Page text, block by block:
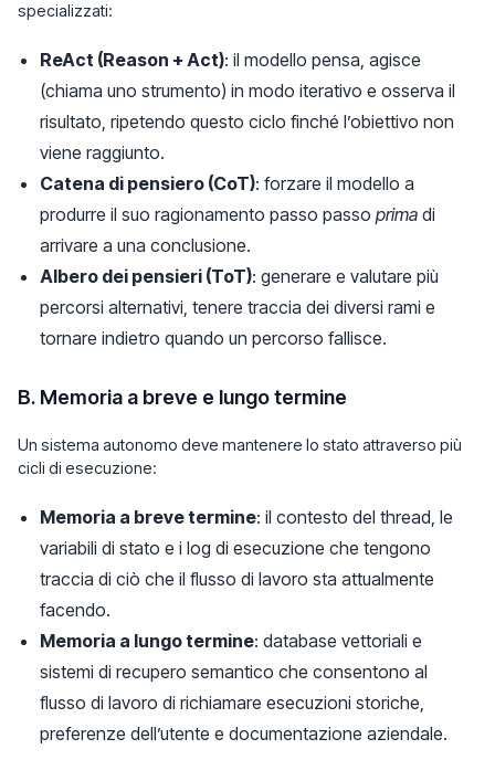
specializzati:
ReAct (Reason + Act): il modello pensa, agisce
(chiama uno strumento) in modo iterativo e osserva il
risultato, ripetendo questo ciclo finché l’obiettivo non
viene raggiunto.
Catena di pensiero (CoT): forzare il modello a
produrre il suo ragionamento passo passo prima di
arrivare a una conclusione.
Albero dei pensieri (ToT): generare e valutare più
percorsi alternativi, tenere traccia dei diversi rami e
tornare indietro quando un percorso fallisce.
B. Memoria a breve e lungo termine
Un sistema autonomo deve mantenere lo stato attraverso più
cicli di esecuzione:
Memoria a breve termine: il contesto del thread, le
variabili di stato e i log di esecuzione che tengono
traccia di ciò che il flusso di lavoro sta attualmente
facendo.
Memoria a lungo termine: database vettoriali e
sistemi di recupero semantico che consentono al
flusso di lavoro di richiamare esecuzioni storiche,
preferenze dell’utente e documentazione aziendale.